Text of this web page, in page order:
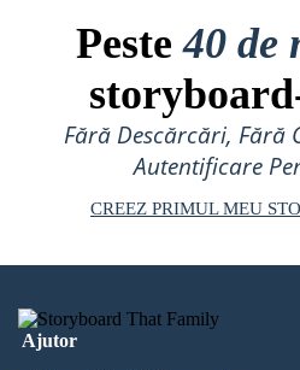
Peste40 de
Fără Descărcări, Fără
Autentificare
CREEZ PRIMUL MEU
Ajutor